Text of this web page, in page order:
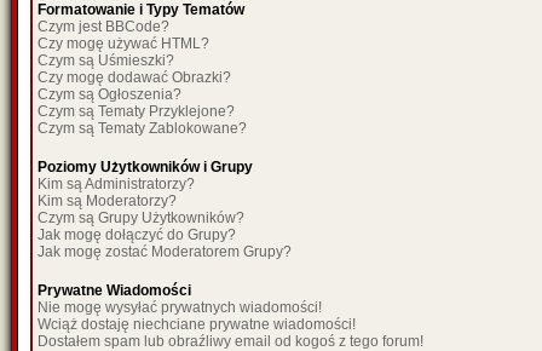
Formatowanie i Typy Tematów
Czym jest BBCode?
Czy mogę używać HTML?
Czym są Uśmieszki?
Czy mogę dodawać Obrazki?
Czym są Ogłoszenia?
Czym są Tematy Przyklejone?
Czym są Tematy Zablokowane?
Poziomy Użytkowników i Grupy
Kim są Administratorzy?
Kim są Moderatorzy?
Czym są Grupy Użytkowników?
Jak mogę dołączyć do Grupy?
Jak mogę zostać Moderatorem Grupy?
Prywatne Wiadomości
Nie mogę wysyłać prywatnych wiadomości!
Wciąż dostaję niechciane prywatne wiadomości!
Dostałem spam lub obraźliwy email od kogoś z tego forum!